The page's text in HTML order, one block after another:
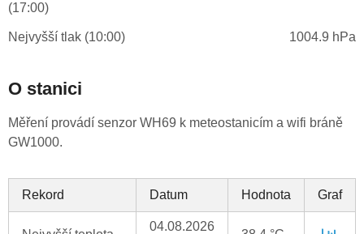
(17:00)
Nejvyšší tlak (10:00) 1004.9 hPa
O stanici
Měření provádí senzor WH69 k meteostanicím a wifi bráně
GW1000.
Rekord Datum Hodnota Graf
04.08.2026